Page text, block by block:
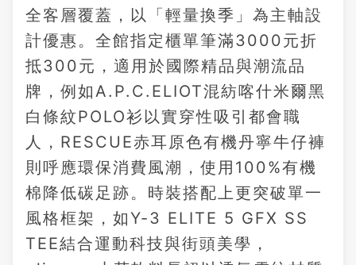
全客層覆蓋，以「輕量換季」為主軸設
計優惠。全館指定櫃單筆滿3000元折
抵300元，適用於國際精品與潮流品
牌，例如A.P.C.ELIOT混紡喀什米爾黑
白條紋POLO衫以實穿性吸引都會職
人，RESCUE赤耳原色有機丹寧牛仔褲
則呼應環保消費風潮，使用100%有機
棉降低碳足跡。時裝搭配上更突破單一
風格框架，如Y-3 ELITE 5 GFX SS
TEE結合運動科技與街頭美學，